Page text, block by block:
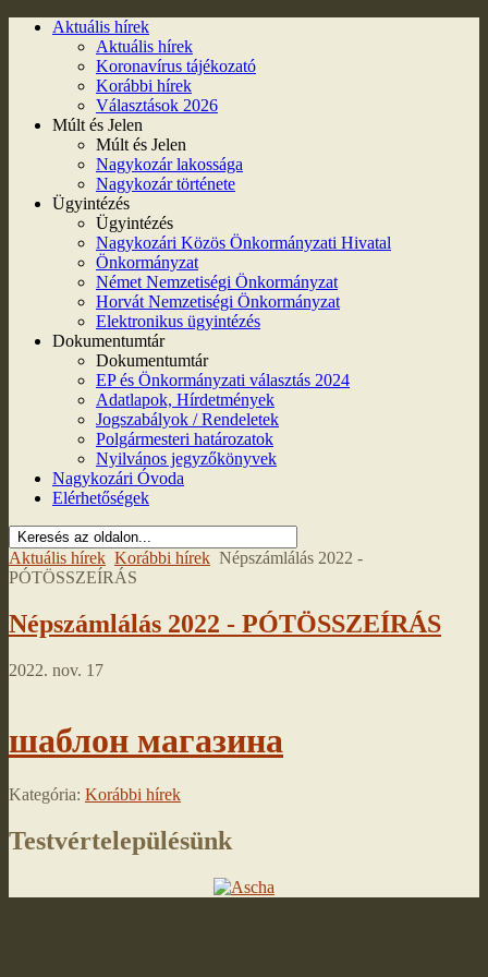
Aktuális hírek
Aktuális hírek
Koronavírus tájékozató
Korábbi hírek
Választások 2026
Múlt és Jelen
Múlt és Jelen
Nagykozár lakossága
Nagykozár története
Ügyintézés
Ügyintézés
Nagykozári Közös Önkormányzati Hivatal
Önkormányzat
Német Nemzetiségi Önkormányzat
Horvát Nemzetiségi Önkormányzat
Elektronikus ügyintézés
Dokumentumtár
Dokumentumtár
EP és Önkormányzati választás 2024
Adatlapok, Hírdetmények
Jogszabályok / Rendeletek
Polgármesteri határozatok
Nyilvános jegyzőkönyvek
Nagykozári Óvoda
Elérhetőségek
Aktuális hírek Korábbi hírek Népszámlálás 2022 -
PÓTÖSSZEÍRÁS
Népszámlálás 2022 - PÓTÖSSZEÍRÁS
2022. nov. 17
шаблон магазина
Kategória: Korábbi hírek
Testvértelepülésünk